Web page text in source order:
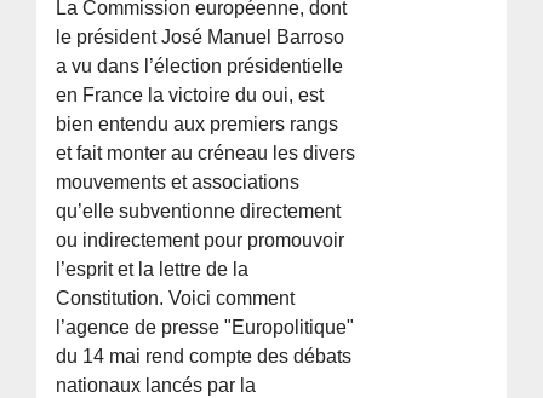
La Commission européenne, dont
le président José Manuel Barroso
a vu dans l’élection présidentielle
en France la victoire du oui, est
bien entendu aux premiers rangs
et fait monter au créneau les divers
mouvements et associations
qu’elle subventionne directement
ou indirectement pour promouvoir
l’esprit et la lettre de la
Constitution. Voici comment
l’agence de presse "Europolitique"
du 14 mai rend compte des débats
nationaux lancés par la